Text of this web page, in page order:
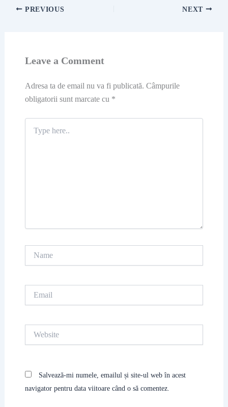
PREVIOUS NEXT
Leave a Comment
Adresa ta de email nu va fi publicată. Câmpurile
obligatorii sunt marcate cu *
Type
here..
Salvează-mi numele, emailul și site-ul web în acest
navigator pentru data viitoare când o să comentez.